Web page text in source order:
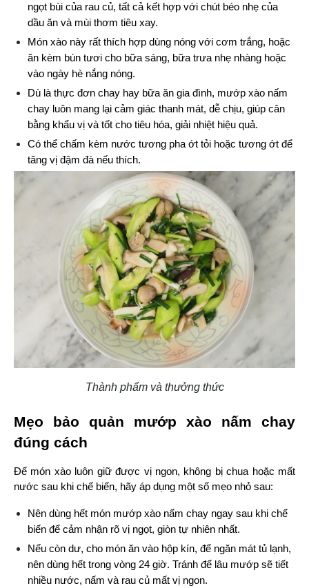
ngọt bùi của rau củ, tất cả kết hợp với chút béo nhẹ của
dầu ăn và mùi thơm tiêu xay.
Món xào này rất thích hợp dùng nóng với cơm trắng, hoặc
ăn kèm bún tươi cho bữa sáng, bữa trưa nhẹ nhàng hoặc
vào ngày hè nắng nóng.
Dù là thực đơn chay hay bữa ăn gia đình, mướp xào nấm
chay luôn mang lại cảm giác thanh mát, dễ chịu, giúp cân
bằng khẩu vị và tốt cho tiêu hóa, giải nhiệt hiệu quả.
Có thể chấm kèm nước tương pha ớt tỏi hoặc tương ớt để
tăng vị đậm đà nếu thích.
Thành phẩm và thưởng thức
Mẹo bảo quản mướp xào nấm chay
đúng cách
Để món xào luôn giữ được vị ngon, không bị chua hoặc mất
nước sau khi chế biến, hãy áp dụng một số mẹo nhỏ sau:
Nên dùng hết món mướp xào nấm chay ngay sau khi chế
biến để cảm nhận rõ vị ngọt, giòn tự nhiên nhất.
Nếu còn dư, cho món ăn vào hộp kín, để ngăn mát tủ lạnh,
nên dùng hết trong vòng 24 giờ. Tránh để lâu mướp sẽ tiết
nhiều nước, nấm và rau củ mất vị ngon.